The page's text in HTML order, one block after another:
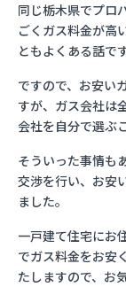
同じ栃木県でプロ
ごくガス料金が高
ともよくある話です
ですので、お安い
すが、ガス会社は
会社を自分で選ぶ
そういった事情も
交渉を行い、お安
ました。
一戸建て住宅にお
でガス料金をお安
たしますので、お